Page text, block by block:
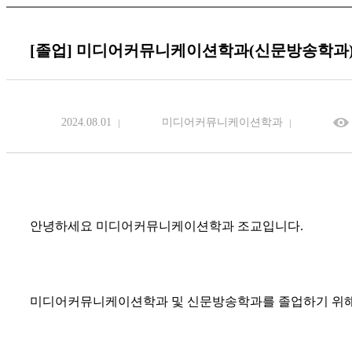
[졸업] 미디어커뮤니케이션학과(신문방송학
2024.08.01 미디어커뮤니케이션학과
안녕하세요 미디어커뮤니케이션학과 조교입니다.
미디어커뮤니케이션학과 및 신문방송학과를 졸업하기 위